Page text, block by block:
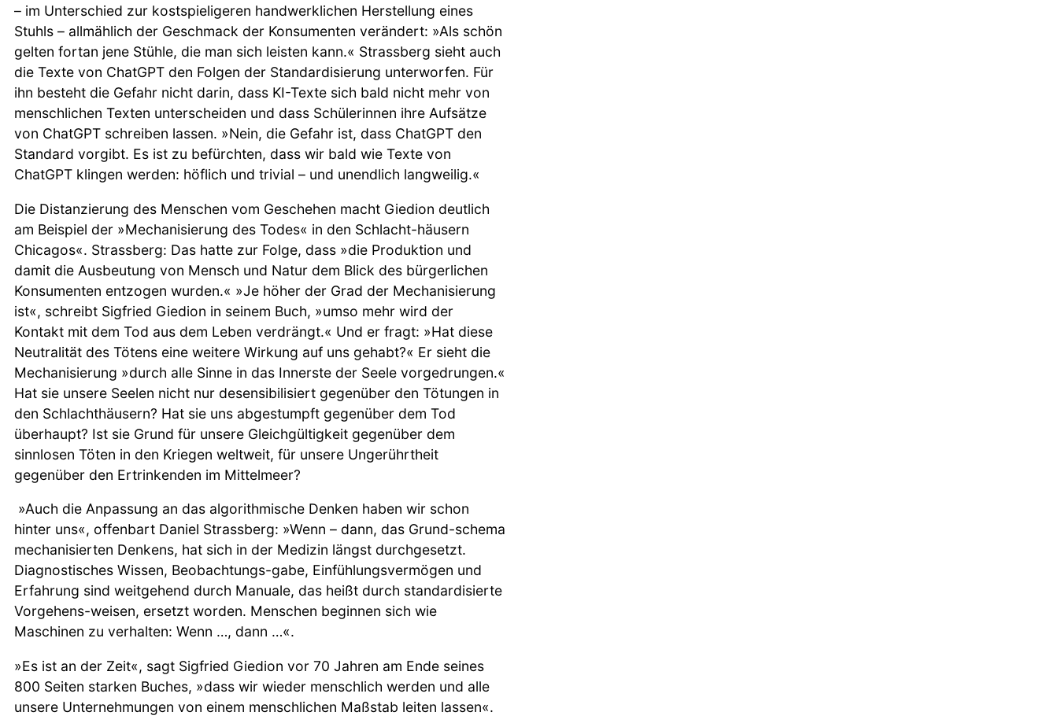
– im Unterschied zur kostspieligeren handwerklichen Herstellung eines
Stuhls – allmählich der Geschmack der Konsumenten verändert: »Als schön
gelten fortan jene Stühle, die man sich leisten kann.« Strassberg sieht auch
die Texte von ChatGPT den Folgen der Standardisierung unterworfen. Für
ihn besteht die Gefahr nicht darin, dass KI-Texte sich bald nicht mehr von
menschlichen Texten unterscheiden und dass Schülerinnen ihre Aufsätze
von ChatGPT schreiben lassen. »Nein, die Gefahr ist, dass ChatGPT den
Standard vorgibt. Es ist zu befürchten, dass wir bald wie Texte von
ChatGPT klingen werden: höflich und trivial – und unendlich langweilig.«
Die Distanzierung des Menschen vom Geschehen macht Giedion deutlich
am Beispiel der »Mechanisierung des Todes« in den Schlacht-häusern
Chicagos«. Strassberg: Das hatte zur Folge, dass »die Produktion und
damit die Ausbeutung von Mensch und Natur dem Blick des bürgerlichen
Konsumenten entzogen wurden.« »Je höher der Grad der Mechanisierung
ist«, schreibt Sigfried Giedion in seinem Buch, »umso mehr wird der
Kontakt mit dem Tod aus dem Leben verdrängt.« Und er fragt: »Hat diese
Neutralität des Tötens eine weitere Wirkung auf uns gehabt?« Er sieht die
Mechanisierung »durch alle Sinne in das Innerste der Seele vorgedrungen.«
Hat sie unsere Seelen nicht nur desensibilisiert gegenüber den Tötungen in
den Schlachthäusern? Hat sie uns abgestumpft gegenüber dem Tod
überhaupt? Ist sie Grund für unsere Gleichgültigkeit gegenüber dem
sinnlosen Töten in den Kriegen weltweit, für unsere Ungerührtheit
gegenüber den Ertrinkenden im Mittelmeer?
»Auch die Anpassung an das algorithmische Denken haben wir schon
hinter uns«, offenbart Daniel Strassberg: »Wenn – dann, das Grund-schema
mechanisierten Denkens, hat sich in der Medizin längst durchgesetzt.
Diagnostisches Wissen, Beobachtungs-gabe, Einfühlungsvermögen und
Erfahrung sind weitgehend durch Manuale, das heißt durch standardisierte
Vorgehens-weisen, ersetzt worden. Menschen beginnen sich wie
Maschinen zu verhalten: Wenn …, dann …«.
»Es ist an der Zeit«, sagt Sigfried Giedion vor 70 Jahren am Ende seines
800 Seiten starken Buches, »dass wir wieder menschlich werden und alle
unsere Unternehmungen von einem menschlichen Maßstab leiten lassen«.